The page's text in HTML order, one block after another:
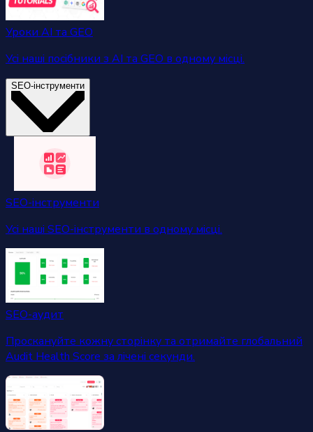
Уроки AI та GEO
Усі наші посібники з AI та GEO в одному місці.
SEO-інструменти
SEO-інструменти
Усі наші SEO-інструменти в одному місці.
SEO-аудит
Проскануйте кожну сторінку та отримайте глобальний
Audit Health Score за лічені секунди.